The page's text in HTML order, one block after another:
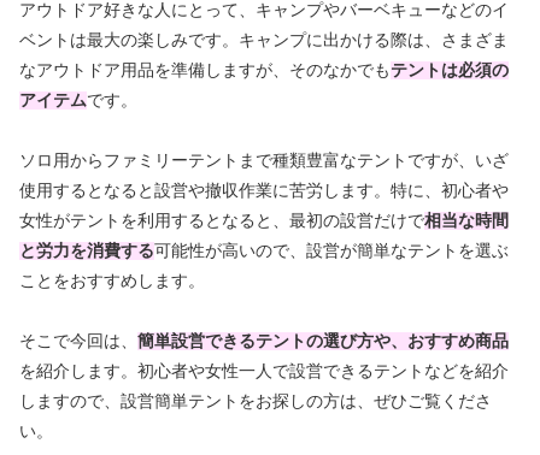
アウトドア好きな人にとって、キャンプやバーベキューなどのイ
ベントは最大の楽しみです。キャンプに出かける際は、さまざま
なアウトドア用品を準備しますが、そのなかでも テントは必須の
アイテムです。
ソロ用からファミリーテントまで種類豊富なテントですが、いざ
使用するとなると設営や撤収作業に苦労します。特に、初心者や
女性がテントを利用するとなると、最初の設営だけで相当な時間
と労力を消費する可能性が高いので、設営が簡単なテントを選ぶ
ことをおすすめします。
そこで今回は、 簡単設営できるテントの選び方や、おすすめ商品
を紹介します。初心者や女性一人で設営できるテントなどを紹介
しますので、設営簡単テントをお探しの方は、ぜひご覧くださ
い。